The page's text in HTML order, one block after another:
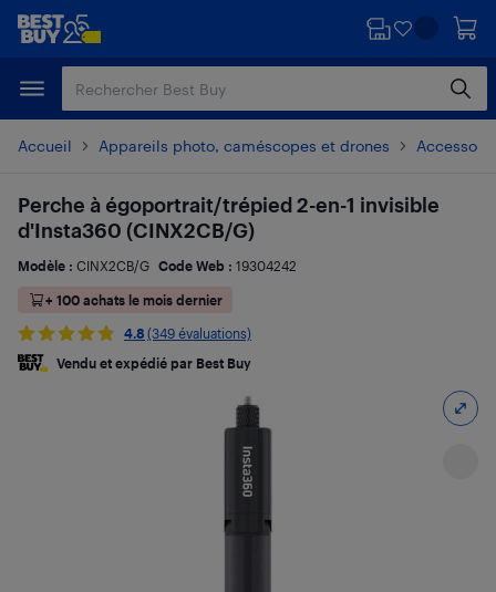
Passer
principal
Passer
Accueil Appareils photo, caméscopes et drones
Perche à égoportrait/trépied 2-en-1 invisible
d'Insta360 (CINX2CB/G)
Modèle : CINX2CB/G Code Web : 19304242
+ 100 achats le mois dernier
4.8 (349 évaluations)
Vendu et expédié par Best Buy